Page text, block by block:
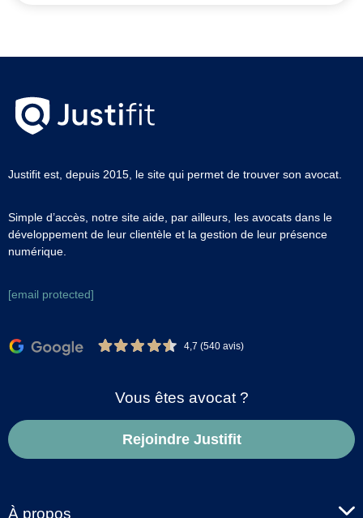
Justifit est, depuis 2015, le site qui permet de trouver son avocat.
Simple d’accès, notre site aide, par ailleurs, les avocats dans le
développement de leur clientèle et la gestion de leur présence
numérique.
[email protected]
4,7 (540 avis)
Vous êtes avocat ?
Rejoindre Justifit
À propos